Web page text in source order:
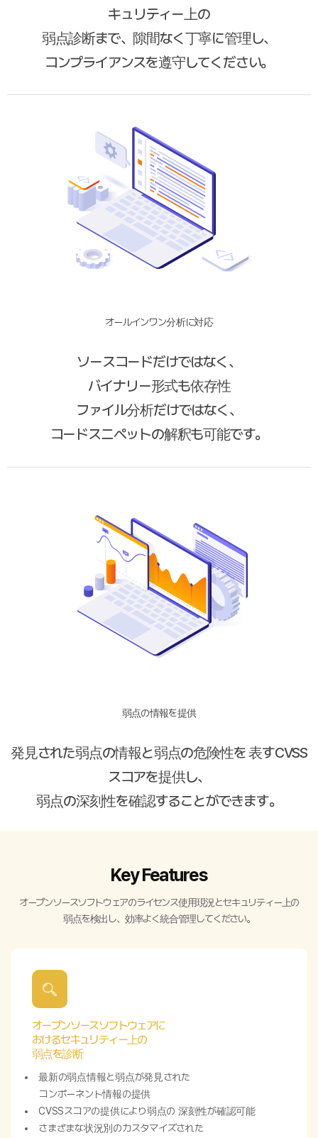
キュリティー上の
弱点診断まで、隙間なく丁寧に管理し、
コンプライアンスを遵守してください。
オールインワン分析に対応
ソースコードだけではなく、
バイナリー形式も依存性
ファイル分析だけではなく、
コードスニペットの解釈も可能です。
弱点の情報を提供
発見された弱点の情報と弱点の危険性を 表すCVSS
スコアを提供し、
弱点の深刻性を確認することができます。
Key Features
オープンソースソフトウェアのライセンス使用現況とセキュリティー上の
弱点を検出し、効率よく統合管理してください。
オープンソースソフトウェアに
おけるセキュリティー上の
弱点を診断
最新の弱点情報と弱点が発見された
コンポーネント情報の提供
CVSSスコアの提供により弱点の 深刻性が確認可能
さまざまな状況別のカスタマイズされた